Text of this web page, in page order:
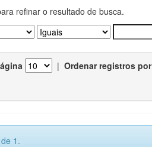
refinar o resultado de busca.
| Ordenar registros por
1.